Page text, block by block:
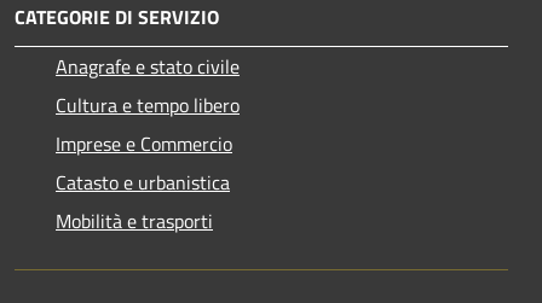
CATEGORIE DI SERVIZIO
Anagrafe e stato civile
Cultura e tempo libero
Imprese e Commercio
Catasto e urbanistica
Mobilità e trasporti